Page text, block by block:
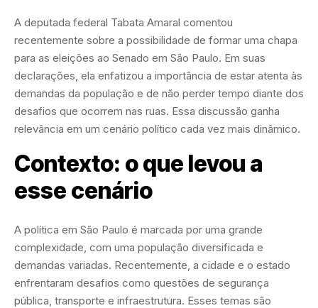
A deputada federal Tabata Amaral comentou
recentemente sobre a possibilidade de formar uma chapa
para as eleições ao Senado em São Paulo. Em suas
declarações, ela enfatizou a importância de estar atenta às
demandas da população e de não perder tempo diante dos
desafios que ocorrem nas ruas. Essa discussão ganha
relevância em um cenário político cada vez mais dinâmico.
Contexto: o que levou a
esse cenário
A política em São Paulo é marcada por uma grande
complexidade, com uma população diversificada e
demandas variadas. Recentemente, a cidade e o estado
enfrentaram desafios como questões de segurança
pública, transporte e infraestrutura. Esses temas são